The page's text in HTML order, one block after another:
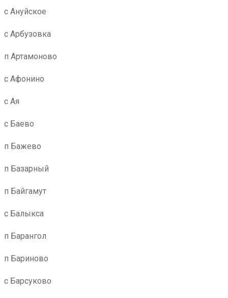
с Ануйское
с Арбузовка
п Артамоново
с Афонино
с Ая
с Баево
п Бажево
п Базарный
п Байгамут
с Балыкса
п Барангол
п Бариново
с Барсуково